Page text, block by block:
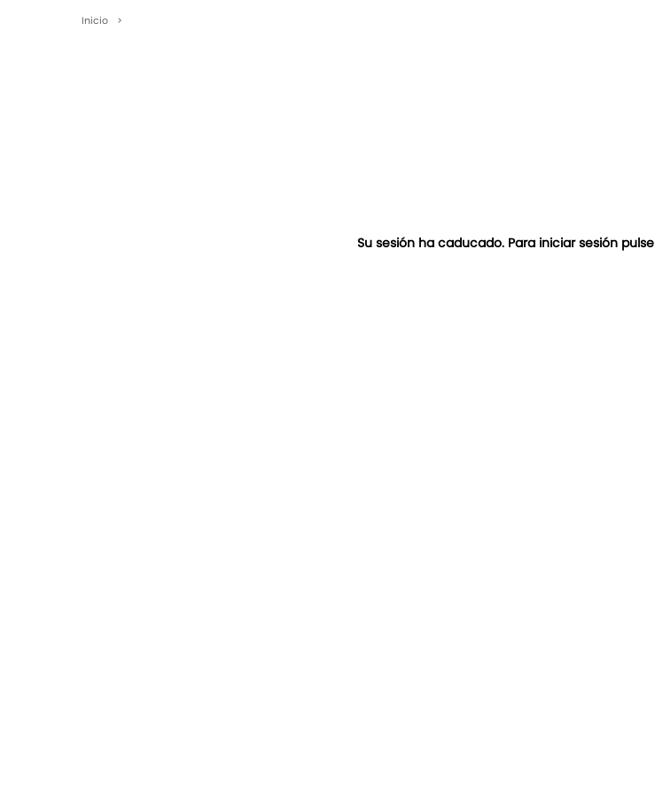
Inicio >
Su sesión ha caducado. Para iniciar sesión pulse